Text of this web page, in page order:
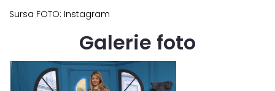
Sursa FOTO: Instagram
Galerie foto